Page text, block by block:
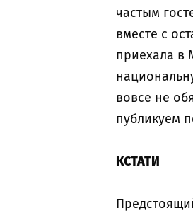
частым
вместе с
приехала в
вовсе не
публикуем
КСТАТИ